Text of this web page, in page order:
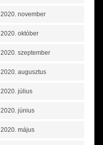
2020. november
2020. október
2020. szeptember
2020. augusztus
2020. július
2020. június
2020. május